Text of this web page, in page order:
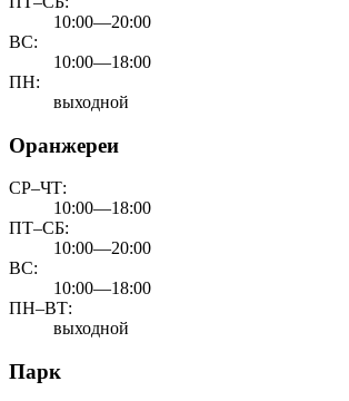
10:00—20:00
ВС:
10:00—18:00
ПН:
выходной
Оранжереи
СР–ЧТ:
10:00—18:00
ПТ–СБ:
10:00—20:00
ВС:
10:00—18:00
ПН–ВТ:
выходной
Парк